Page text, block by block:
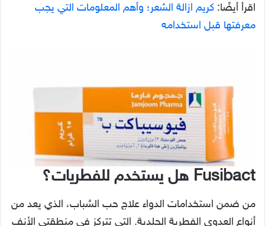
اقرأ أيضًا: كريم ازالة الشعر؛ وأهم المعلومات التي يجب
معرفتها قبل استخدامه
Fusibact هل يستخدم للفطريات؟
من ضمن استخدامات الدواء علاج حب الشباب، الذي يعد من
أنواع العدوى الفطرية الجلدية. التي تتركز في منطقتي الأنف